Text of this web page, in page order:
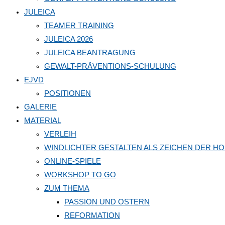
JULEICA
TEAMER TRAINING
JULEICA 2026
JULEICA BEANTRAGUNG
GEWALT-PRÄVENTIONS-SCHULUNG
EJVD
POSITIONEN
GALERIE
MATERIAL
VERLEIH
WINDLICHTER GESTALTEN ALS ZEICHEN DER
ONLINE-SPIELE
WORKSHOP TO GO
ZUM THEMA
PASSION UND OSTERN
REFORMATION